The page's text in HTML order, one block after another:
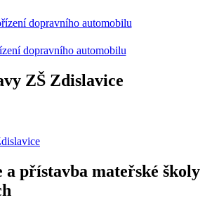
dopravního automobilu
ZŠ Zdislavice
a přístavba mateřské školy